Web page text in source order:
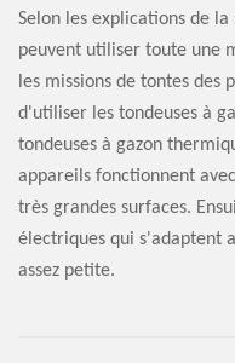
Selon les explications de
peuvent utiliser toute une
les missions de tontes des
d'utiliser les tondeuses à
tondeuses à gazon
appareils fonctionnent
très grandes surfaces.
électriques qui s'adaptent
assez petite.